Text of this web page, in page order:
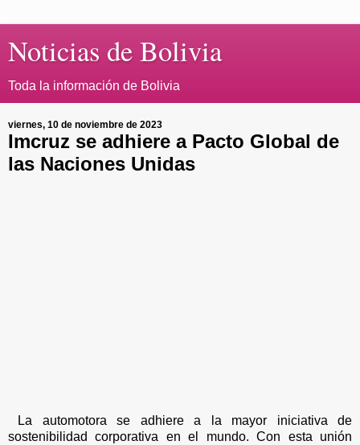
Noticias de Bolivia
Toda la información de Bolivia
viernes, 10 de noviembre de 2023
Imcruz se adhiere a Pacto Global de
las Naciones Unidas
La automotora se adhiere a la mayor iniciativa de
sostenibilidad corporativa en el mundo. Con esta unión